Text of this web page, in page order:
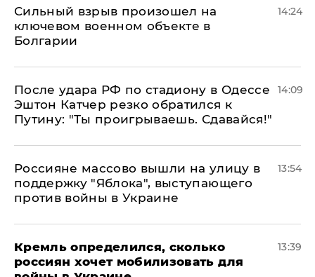
Сильный взрыв произошел на
ключевом военном объекте в
Болгарии
14:24
После удара РФ по стадиону в Одессе
Эштон Катчер резко обратился к
Путину: "Ты проигрываешь. Сдавайся!"
14:09
Россияне массово вышли на улицу в
поддержку "Яблока", выступающего
против войны в Украине
13:54
Кремль определился, сколько
россиян хочет мобилизовать для
13:39